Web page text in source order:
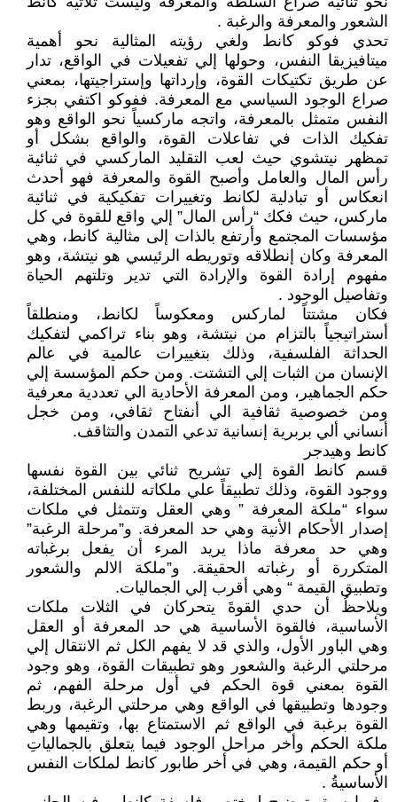
الشعور والمعرفة والرغبة .
تحدي فوكو كانط ولغي رؤيته المثالية نحو أهمية
ميتافيزيقا النفس، وحولها إلي تفعيلات في الواقع، تدار
عن طريق تكتيكات القوة، وإرداتها وإستراجيتها، بمعني
صراع الوجود السياسي مع المعرفة. ففوكو اكتفي بجزء
النفس متمثل بالمعرفة، واتجه ماركسياً نحو الواقع وهو
تفكيك الذات في تفاعلات القوة، والواقع بشكل أو
تمظهر نيتشوي حيث لعب التقليد الماركسي في ثنائية
رأس المال والعامل وأصبح القوة والمعرفة فهو أحدث
انعكاس أو تبادلية لكانط وتغييرات تفكيكية في ثنائية
ماركس، حيث فكك “رأس المال” إلي واقع للقوة في كل
مؤسسات المجتمع وأرتفع بالذات إلى مثالية كانط، وهي
المعرفة وكان إنطلاقه وتوريطه الرئيسي هو نيتشة، وهو
مفهوم إرادة القوة والإرادة التي تدير وتلتهم الحياة
وتفاصيل الوجود .
فكان مشتتاً لماركس ومعكوساً لكانط، ومنطلقاً
أستراتيجياً بالتزام من نيتشة، وهو بناء تراكمي لتفكيك
الحداثة الفلسفية، وذلك بتغييرات عالمية في عالم
الإنسان من الثبات إلي التشتت. ومن حكم المؤسسة إلي
حكم الجماهير، ومن المعرفة الأحادية الي تعددية معرفية
ومن خصوصية ثقافية الي أنفتاح ثقافي، ومن خجل
أنساني ألي بربرية إنسانية تدعي التمدن والتثاقف.
كانط وهيدجر
قسم كانط القوة إلي تشريح ثنائي بين القوة نفسها
ووجود القوة، وذلك تطبيقاً علي ملكاته للنفس المختلفة،
سواء “ملكة المعرفة ” وهي العقل وتتمثل في ملكات
إصدار الأحكام الأنية وهي حد المعرفة. و”مرحلة الرغبة”
وهي حد معرفة ماذا يريد المرء أن يفعل برغباته
المتكررة أو رغباته الحقيقة. و”ملكة الالم والشعور
وتطبيق القيمة “ وهي أقرب إلي الجماليات.
ويلاحظُ أن حدي القوةَ يتحركان في الثلات ملكات
الأساسية، فالقوة الأساسية هي حد المعرفة أو العقل
وهي الباور الأول، والذي قد لا يفهم الكل ثم الانتقال إلي
مرحلتي الرغبة والشعور وهو تطبيقات القوة، وهو وجود
القوة بمعني قوة الحكم في أول مرحلة الفهم، ثم
وجودها وتطبيقها في الواقع وهي مرحلتي الرغبة، وربط
القوة برغبة في الواقع ثم الاستمتاع بها، وتقيمها وهي
ملكة الحكم وأخر مراحل الوجود فيما يتعلق بالجمالياتِ
أو حكم القيمة، وهي في أخر طابور كانط لملكات النفس
الأساسيةُ .